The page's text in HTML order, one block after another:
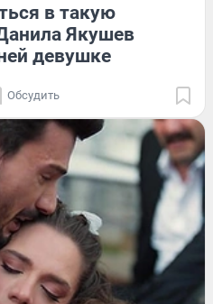
в такую
Якушев
девушке
Обсудить